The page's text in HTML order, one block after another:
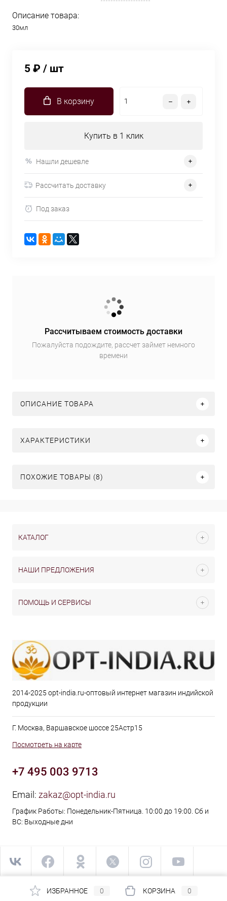
Описание товара:
30мл
5 ₽ / шт
В корзину
Купить в 1 клик
Нашли дешевле
Рассчитать доставку
Под заказ
Рассчитываем стоимость доставки
Пожалуйста подождите, рассчет займет немного
времени
ОПИСАНИЕ ТОВАРА
ХАРАКТЕРИСТИКИ
ПОХОЖИЕ ТОВАРЫ (8)
КАТАЛОГ
НАШИ ПРЕДЛОЖЕНИЯ
ПОМОЩЬ И СЕРВИСЫ
2014-2025 opt-india.ru-оптовый интернет магазин индийской
продукции
Г. Москва, Варшавское шоссе 25Астр15
Посмотреть на карте
+7 495 003 9713
Email: zakaz@opt-india.ru
График Работы: Понедельник-Пятница. 10:00 до 19:00. Сб и
ВС: Выходные дни
ИЗБРАННОЕ 0 КОРЗИНА 0